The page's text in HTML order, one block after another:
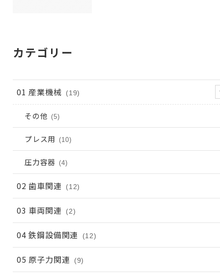
カテゴリー
01 産業機械 (19)
その他 (5)
プレス用 (10)
圧力容器 (4)
02 歯車関連 (12)
03 車両関連 (2)
04 鉄鋼設備関連 (12)
05 原子力関連 (9)